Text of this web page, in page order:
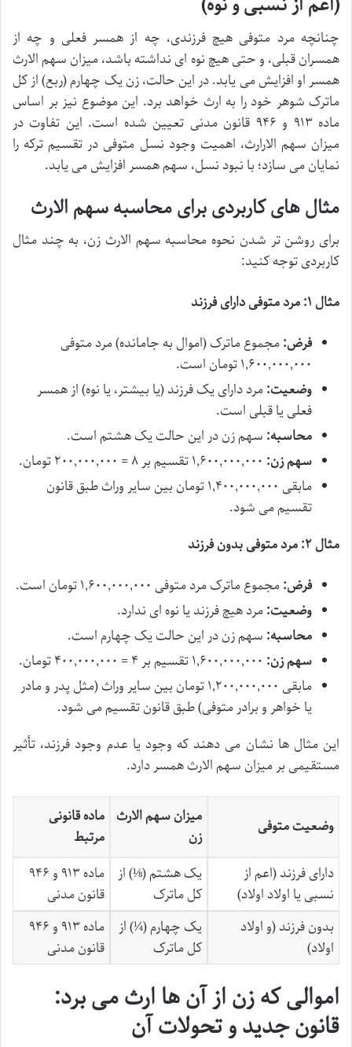
چنانچه مرد متوفی هیچ فرزندی، چه از همسر فعلی و چه از
همسران قبلی، و حتی هیچ نوه ای نداشته باشد، میزان سهم الارث
همسر او افزایش می یابد. در این حالت، زن یک چهارم (ربع) از کل
ماترک شوهر خود را به ارث خواهد برد. این موضوع نیز بر اساس
ماده ۹۱۳ و ۹۴۶ قانون مدنی تعیین شده است. این تفاوت در
میزان سهم الارارث، اهمیت وجود نسل متوفی در تقسیم ترکه را
نمایان می سازد؛ با نبود نسل، سهم همسر افزایش می یابد.
مثال های کاربردی برای محاسبه سهم الارث
برای روشن تر شدن نحوه محاسبه سهم الارث زن، به چند مثال
کاربردی توجه کنید:
مثال ۱: مرد متوفی دارای فرزند
فرض:مجموع ماترک (اموال به جامانده) مرد متوفی
۱,۶۰۰,۰۰۰,۰۰۰ تومان است.
وضعیت:مرد دارای یک فرزند (یا بیشتر، یا نوه) از همسر
فعلی یا قبلی است.
محاسبه: سهم زن در این حالت یک هشتم است.
سهم زن:
مابقی ۱,۴۰۰,۰۰۰,۰۰۰ تومان بین سایر وراث طبق قانون
تقسیم می شود.
مثال ۲: مرد متوفی بدون فرزند
فرض:مجموع ماترک مرد متوفی ۱,۶۰۰,۰۰۰,۰۰۰ تومان است.
وضعیت:مرد هیچ فرزند یا نوه ای ندارد.
محاسبه: سهم زن در این حالت یک چهارم است.
سهم زن:
مابقی ۱,۲۰۰,۰۰۰,۰۰۰ تومان بین سایر وراث (مثل پدر و مادر
یا خواهر و برادر متوفی) طبق قانون تقسیم می شود.
این مثال ها نشان می دهند که وجود یا عدم وجود فرزند، تأثیر
مستقیمی بر میزان سهم الارث همسر دارد.
وضعیت متوفی
میزان سهم الارث
زن
ماده قانونی
مرتبط
دارای فرزند (اعم از
نسبی یا اولاد اولاد)
یک هشتم (⅛) از
کل ماترک
ماده ۹۱۳ و ۹۴۶
قانون مدنی
بدون فرزند (و اولاد
اولاد)
یک چهارم (¼) از
کل ماترک
ماده ۹۱۳ و ۹۴۶
قانون مدنی
اموالی که زن از آن ها ارث می برد:
قانون جدید و تحولات آن